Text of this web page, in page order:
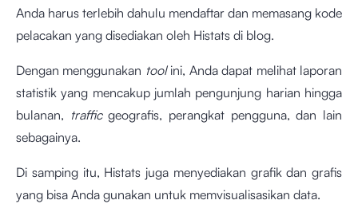
Anda harus terlebih dahulu mendaftar dan memasang kode
pelacakan yang disediakan oleh Histats di blog.
Dengan menggunakan tool ini, Anda dapat melihat laporan
statistik yang mencakup jumlah pengunjung harian hingga
bulanan, trafficgeografis, perangkat pengguna, dan lain
sebagainya.
Di samping itu, Histats juga menyediakan grafik dan grafis
yang bisa Anda gunakan untuk memvisualisasikan data.